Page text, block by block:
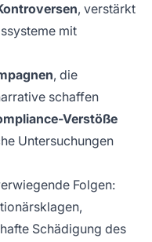
, verstärkt
mit
, die
schaffen
Verstöße
Untersuchungen
Folgen:
Schädigung des